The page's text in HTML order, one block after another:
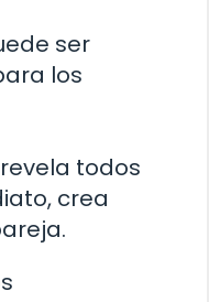
ser
los
todos
crea